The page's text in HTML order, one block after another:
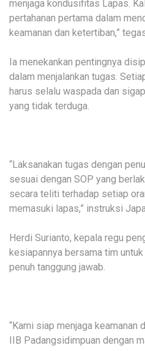
menjaga kondusifitas Lapas.
pertahanan pertama dalam
keamanan dan ketertiban,”
Ia menekankan pentingnya
dalam menjalankan tugas.
harus selalu waspada dan
yang tidak terduga.
“Laksanakan tugas dengan
sesuai dengan SOP yang
secara teliti terhadap setiap
memasuki lapas,” instruksi
Herdi Surianto, kepala regu
kesiapannya bersama tim
penuh tanggung jawab.
“Kami siap menjaga keamanan
IIB Padangsidimpuan dengan